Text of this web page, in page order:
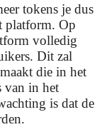
tokens je dus
platform. Op
volledig
Dit zal
die in het
van in het
is dat de